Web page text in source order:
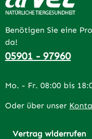
Benötigen Sie eine
da!
05901 - 97960
Mo. - Fr. 08:00 bis
Oder über unser
Vertrag widerrufen